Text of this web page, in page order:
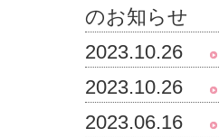
のお知らせ
2023.10.26
2023.10.26
2023.06.16